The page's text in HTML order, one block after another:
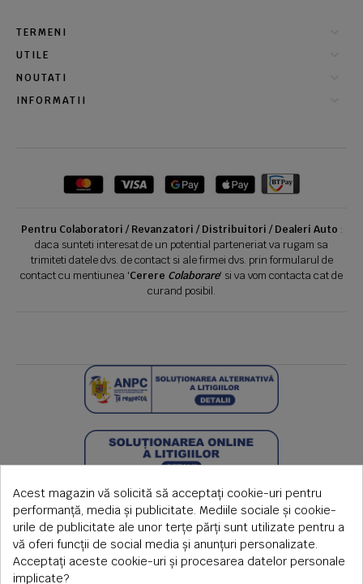
TERMENI
UTILE
NOUTATI
INFORMATII
Pentru Colaboratori / Revanzatori / Distribuitori / Dealeri Auto :
daca sunteti interesat de un potential parteneriat va rugam sa
trimiteti datele dvs. de contact si ale firmei dvs. prin formularul de
contact cu mentiunea 'Cerere Colaborare' si va vom contacta cat de
curand posibil.
Acest magazin vă solicită să acceptați cookie-uri pentru
performanță, media și publicitate. Mediile sociale și cookie-
urile de publicitate ale unor terțe părți sunt utilizate pentru a
vă oferi funcții de social media și anunțuri personalizate.
Acceptați aceste cookie-uri și procesarea datelor personale
implicate?